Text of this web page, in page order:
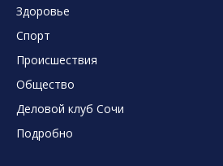
Здоровье
Спорт
Происшествия
Общество
Деловой клуб Сочи
Подробно